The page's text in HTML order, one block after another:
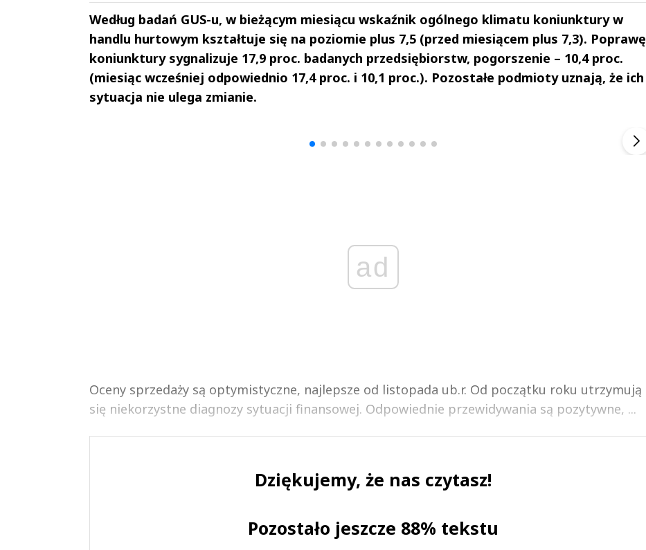
Według badań GUS-u, w bieżącym miesiącu wskaźnik ogólnego klimatu koniunktury w
handlu hurtowym kształtuje się na poziomie plus 7,5 (przed miesiącem plus 7,3). Poprawę
koniunktury sygnalizuje 17,9 proc. badanych przedsiębiorstw, pogorszenie – 10,4 proc.
(miesiąc wcześniej odpowiednio 17,4 proc. i 10,1 proc.). Pozostałe podmioty uznają, że ich
sytuacja nie ulega zmianie.
ad
Oceny sprzedaży są optymistyczne, najlepsze od listopada ub.r. Od początku roku utrzymują
się niekorzystne diagnozy sytuacji finansowej. Odpowiednie przewidywania są pozytywne, ...
Dziękujemy, że nas czytasz!
Pozostało jeszcze 88% tekstu
Andrzej i Marta
Marta i Andrzej